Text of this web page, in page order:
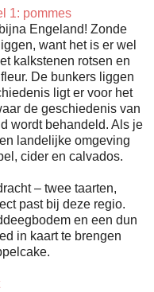
1: pommes
Engeland! Zonde
want het is er wel
kalkstenen rotsen en
De bunkers liggen
ligt er voor het
de geschiedenis van
wordt behandeld. Als je
landelijke omgeving
cider en calvados.
– twee taarten,
past bij deze regio.
en een dun
in kaart te brengen